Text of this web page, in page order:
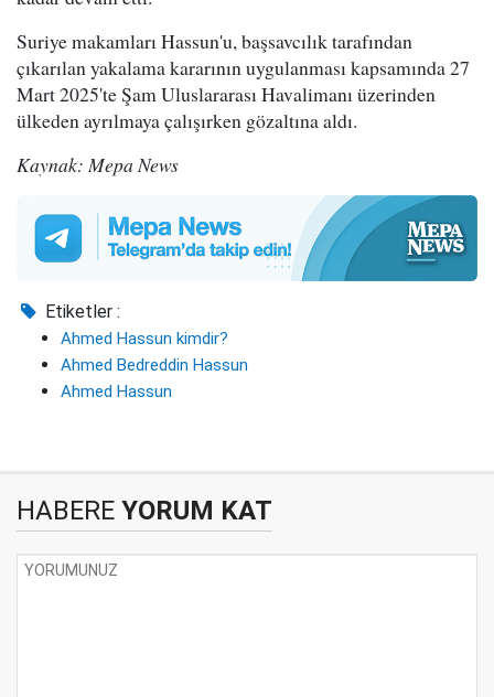
Suriye makamları Hassun'u, başsavcılık tarafından
çıkarılan yakalama kararının uygulanması kapsamında 27
Mart 2025'te Şam Uluslararası Havalimanı üzerinden
ülkeden ayrılmaya çalışırken gözaltına aldı.
Kaynak: Mepa News
Etiketler :
Ahmed Hassun kimdir?
Ahmed Bedreddin Hassun
Ahmed Hassun
HABERE YORUM KAT